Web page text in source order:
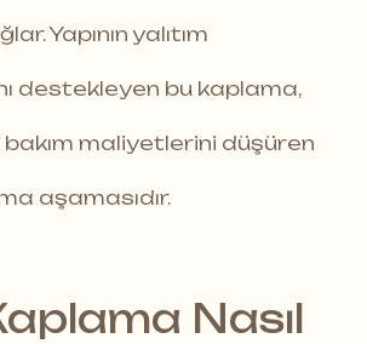
Yapının yalıtım
destekleyen bu kaplama,
maliyetlerini düşüren
aşamasıdır.
Nasıl